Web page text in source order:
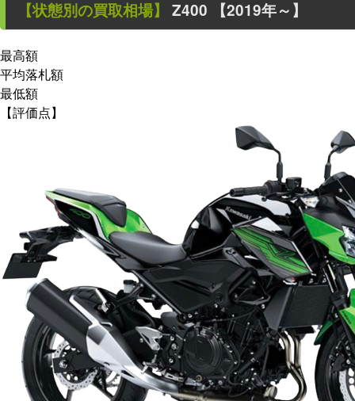
【状態別の買取相場】 Z400 【2019年～】
最高額
平均落札額
最低額
【評価点】